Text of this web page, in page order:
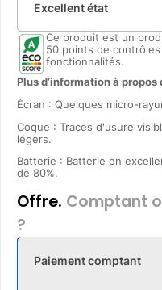
Excellent état
Ce produit est un
50 points de
fonctionnalités.
Plus d’information à propos
Écran : Quelques micro-
Coque : Traces d'usure
légers.
Batterie : Batterie en
de 80%.
Offre. Comptant
?
Paiement comptant